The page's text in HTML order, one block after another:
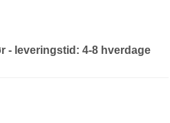
- leveringstid: 4-8 hverdage